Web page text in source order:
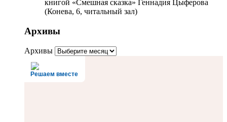
книгой «Смешная сказка» Геннадия Цыферова
(Конева, 6, читальный зал)
Архивы
Архивы
Решаем вместе